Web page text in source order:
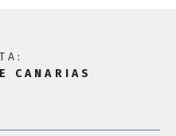
CANARIAS